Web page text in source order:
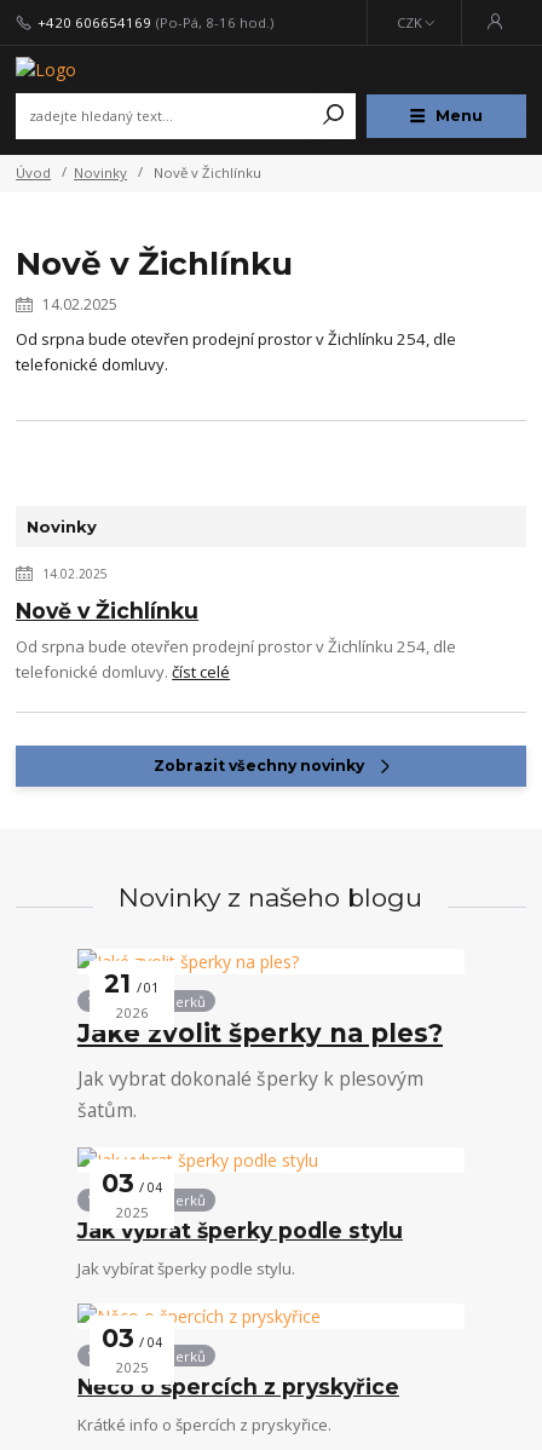
Menu
CZK
+420 606654169 (Po-Pá, 8-16 hod.)
Úvod Novinky Nově v Žichlínku
Novinky
14.02.2025
Nově v Žichlínku
Od srpna bude otevřen prodejní prostor v Žichlínku 254, dle
telefonické domluvy.číst celé
Zobrazit všechny novinky
Nově v Žichlínku
14.02.2025
Od srpna bude otevřen prodejní prostor v Žichlínku 254, dle
telefonické domluvy.
Novinky z našeho blogu
21 01
2026
Vše kolem šperků
Jaké zvolit šperky na ples?
Jak vybrat dokonalé šperky k plesovým
šatům.
03 04
2025
Vše kolem šperků
Jak vybrat šperky podle stylu
Jak vybírat šperky podle stylu.
03 04
2025
Vše kolem šperků
Něco o špercích z pryskyřice
Krátké info o špercích z pryskyřice.